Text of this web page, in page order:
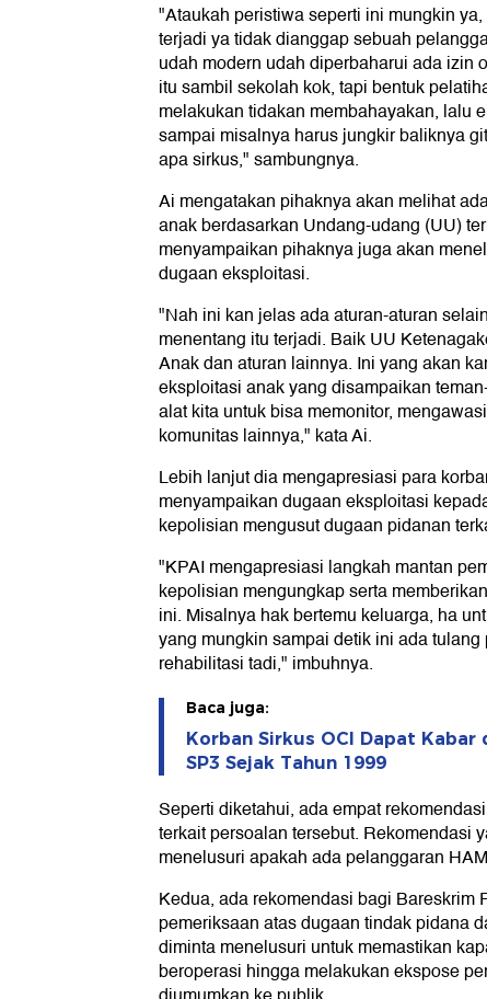
"Ataukah peristiwa seperti ini mungkin
terjadi ya tidak dianggap sebuah
udah modern udah diperbaharui ada izin
itu sambil sekolah kok, tapi bentuk
melakukan tidakan membahayakan, lalu
sampai misalnya harus jungkir baliknya
apa sirkus," sambungnya.
Ai mengatakan pihaknya akan melihat
anak berdasarkan Undang-udang (UU)
menyampaikan pihaknya juga akan
dugaan eksploitasi.
"Nah ini kan jelas ada aturan-aturan
menentang itu terjadi. Baik UU
Anak dan aturan lainnya. Ini yang akan
eksploitasi anak yang disampaikan
alat kita untuk bisa memonitor,
komunitas lainnya," kata Ai.
Lebih lanjut dia mengapresiasi para
menyampaikan dugaan eksploitasi
kepolisian mengusut dugaan pidanan
"KPAI mengapresiasi langkah mantan
kepolisian mengungkap serta
ini. Misalnya hak bertemu keluarga, ha
yang mungkin sampai detik ini ada
rehabilitasi tadi," imbuhnya.
Baca juga:
Korban Sirkus OCI Dapat Kabar
SP3 Sejak Tahun 1999
Seperti diketahui, ada empat
terkait persoalan tersebut. Rekomendasi
menelusuri apakah ada pelanggaran
Kedua, ada rekomendasi bagi Bareskrim
pemeriksaan atas dugaan tindak pidana
diminta menelusuri untuk memastikan
beroperasi hingga melakukan ekspose